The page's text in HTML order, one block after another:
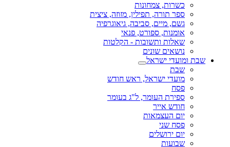
כשרות, צמחונות
ספר תורה, תפילין, מזוזה, ציצית
גשם, מיים, סביבה, גיאוגרפיה
אומנות, ספורט, פנאי
שאלות ותשובות - הקלטות
נושאים שונים
שבת ומועדי ישראל
שבת
מועדי ישראל, ראש חודש
פסח
ספירת העומר, ל"ג בעומר
חודש אייר
יום העצמאות
פסח שני
יום ירושלים
שבועות